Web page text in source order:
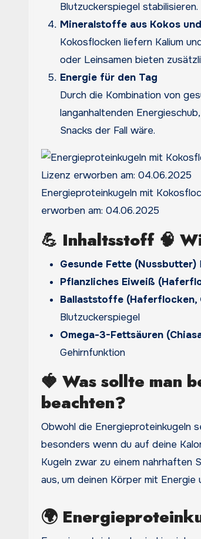
Blutzuckerspiegel stabilisieren.
Mineralstoffe aus Kokos
Kokosflocken liefern Kalium
oder Leinsamen bieten
Energie für den Tag
Durch die Kombination von
langanhaltenden
Snacks der Fall wäre.
Energieproteinkugeln mit
erworben am: 04.06.2025
💪 Inhaltsstoff 🧠
Gesunde Fette (Nussbutter)
Pflanzliches Eiweiß
Ballaststoffe (Haferflocken,
Blutzuckerspiegel
Omega-3-Fettsäuren
Gehirnfunktion
🍓 Was sollte man
beachten?
Obwohl die Energieproteinkugeln
besonders wenn du auf deine
Kugeln zwar zu einem nahrhaften
aus, um deinen Körper mit
🌍